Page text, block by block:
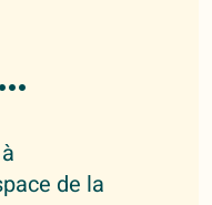
de la